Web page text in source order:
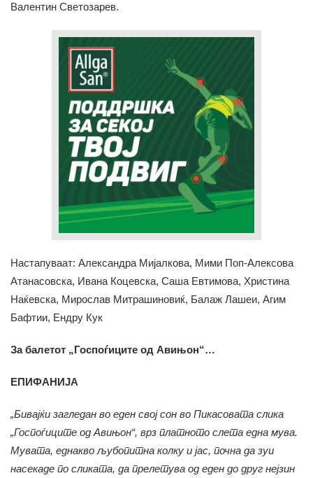
Валентин Светозарев.
Настапуваат: Александра Мијалкова, Мими Поп-Алексова
Атанасовска, Ивана Коцевска, Саша Евтимова, Христина
Наќевска, Мирослав Митрашиновиќ, Балаж Лашеи, Агим
Бафтии, Ендру Кук
За балетот „Госпоѓиците од Авињон“…
ЕПИФАНИЈА
„Бивајќи загледан во еден свој сон во Пикасовата слика
„Госпоѓиците од Авињон“, врз платното слета една мува.
Мувата, еднакво љубопитна колку и јас, почна да зуи
насекаде по сликата, да прелетува од еден до друг нејзин